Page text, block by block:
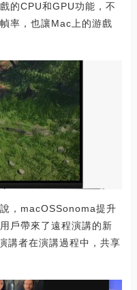
的CPU和GPU功能，不
率，也讓Mac上的游戲
，macOSSonoma提升
戶帶來了遠程演講的新
講者在演講過程中，共享